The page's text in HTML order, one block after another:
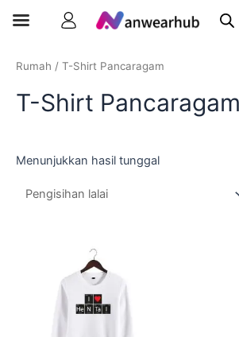
Rumah / T-Shirt Pancaragam
T-Shirt Pancaragam
Menunjukkan hasil tunggal